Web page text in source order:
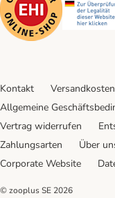
Kontakt
Allgemeine
Vertrag widerrufen
Zahlungsarten
Über
Corporate Website
© zooplus SE 2026